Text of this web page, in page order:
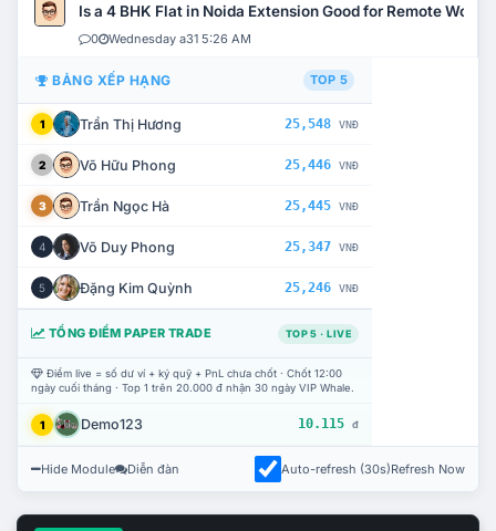
Is a 4 BHK Flat in Noida Extension Good for Remote Work?
0 Wednesday a31 5:26 AM
BẢNG XẾP HẠNG TOP 5
1 Trần Thị Hương 25,548 VNĐ
2 Võ Hữu Phong 25,446 VNĐ
3 Trần Ngọc Hà 25,445 VNĐ
4 Võ Duy Phong 25,347 VNĐ
5 Đặng Kim Quỳnh 25,246 VNĐ
TỔNG ĐIỂM PAPER TRADE TOP 5 · LIVE
Điểm live = số dư ví + ký quỹ + PnL chưa chốt · Chốt 12:00
ngày cuối tháng · Top 1 trên 20.000 đ nhận 30 ngày VIP Whale.
1 Demo123 10.115 đ
Hide Module Diễn đàn Auto-refresh (30s)Refresh Now